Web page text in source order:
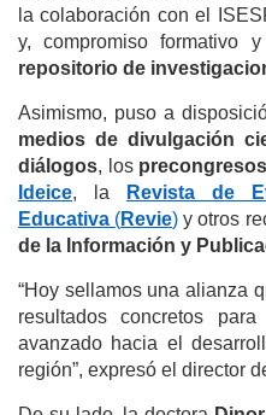
la colaboración con el
y, compromiso formativo
repositorio de
Asimismo, puso a
medios de divulgación
diálogos, los precongresos
Ideice, la
Revista de
Educativa (Revie) y otros
de la Información y
“Hoy sellamos una alianza
resultados concretos
avanzado hacia el
región”, expresó el director